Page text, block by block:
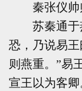
秦张仪帅
苏秦通于
恐，乃说易
则燕重。”易
宣王以为客卿